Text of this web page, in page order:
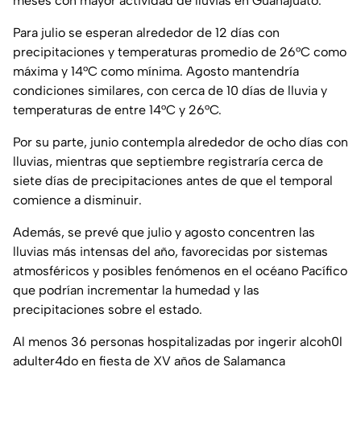
Para julio se esperan alrededor de 12 días con
precipitaciones y temperaturas promedio de 26°C como
máxima y 14°C como mínima. Agosto mantendría
condiciones similares, con cerca de 10 días de lluvia y
temperaturas de entre 14°C y 26°C.
Por su parte, junio contempla alrededor de ocho días con
lluvias, mientras que septiembre registraría cerca de
siete días de precipitaciones antes de que el temporal
comience a disminuir.
Además, se prevé que julio y agosto concentren las
lluvias más intensas del año, favorecidas por sistemas
atmosféricos y posibles fenómenos en el océano Pacífico
que podrían incrementar la humedad y las
precipitaciones sobre el estado.
Al menos 36 personas hospitalizadas por ingerir alcoh0l
adulter4do en fiesta de XV años de Salamanca